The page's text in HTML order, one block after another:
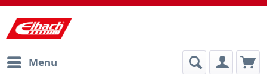
Menu